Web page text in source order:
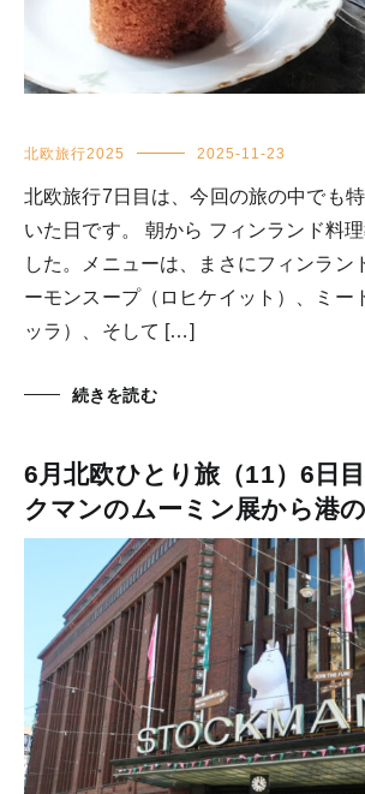
北欧旅行2025 2025-11-23
北欧旅行7日目は、今回の旅の中でも
いた日です。 朝から フィンランド料
した。メニューは、まさにフィンラン
ーモンスープ（ロヒケイット）、ミー
ッラ）、そして […]
続きを読む
6月北欧ひとり旅（11）6日
クマンのムーミン展から港